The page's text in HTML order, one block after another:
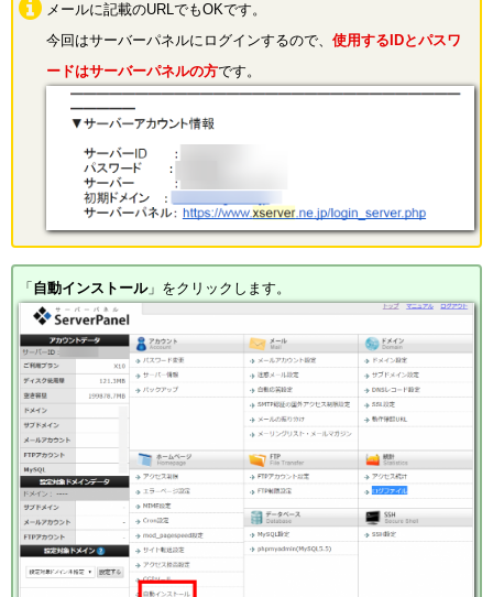
メールに記載のURLでもOKです。
今回はサーバーパネルにログインするので、 使用するIDとパスワ
ードはサーバーパネルの方です。
「 自動インストール」をクリックします。